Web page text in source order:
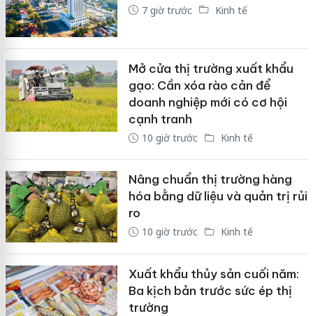
7 giờ trước Kinh tế
Mở cửa thị trường xuất khẩu
gạo: Cần xóa rào cản để
doanh nghiệp mới có cơ hội
cạnh tranh
10 giờ trước Kinh tế
Nâng chuẩn thị trường hàng
hóa bằng dữ liệu và quản trị rủi
ro
10 giờ trước Kinh tế
Xuất khẩu thủy sản cuối năm:
Ba kịch bản trước sức ép thị
trường